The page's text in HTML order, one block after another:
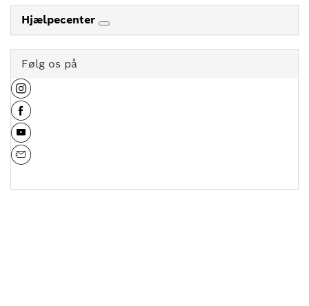
Hjælpecenter
Følg os på